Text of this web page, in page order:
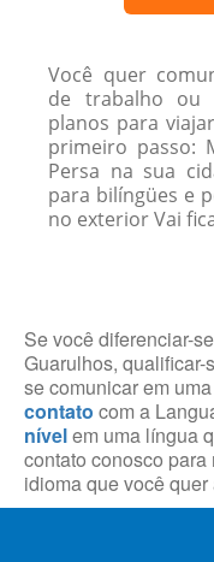
Você quer
de trabalho ou
planos para
primeiro passo:
Persa na sua
para bilíngües e
no exterior Vai
Se você diferenciar-
Guarulhos,
se comunicar em
contato com a
nívelem uma língua
contato conosco
idioma que você